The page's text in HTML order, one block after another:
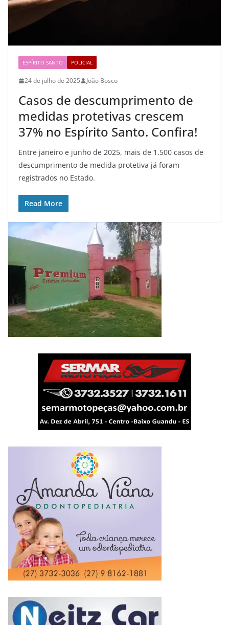
ESPÍRITO SANTO POLICIAL
24 de julho de 2025 João Bosco
Casos de descumprimento de
medidas protetivas crescem
37% no Espírito Santo. Confira!
Entre janeiro e junho de 2025, mais de 1.500 casos de
descumprimento de medida protetiva já foram
registrados no Estado.
Read More